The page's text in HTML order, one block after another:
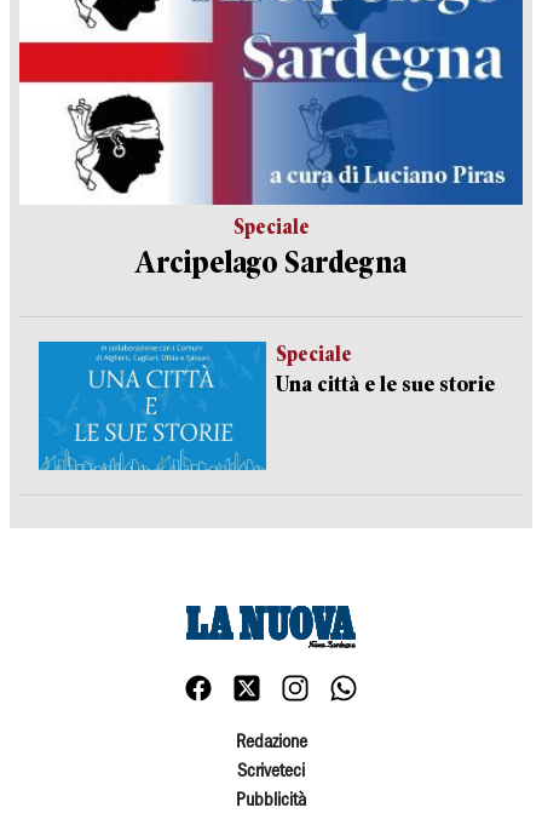
Speciale
Arcipelago Sardegna
Speciale
Una città e le sue storie
Redazione
Scriveteci
Pubblicità